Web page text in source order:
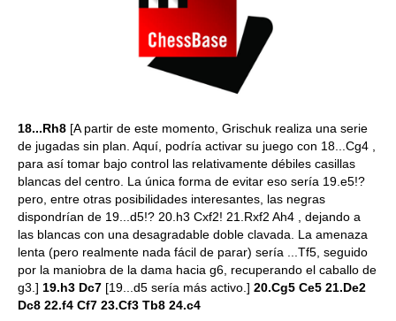
18...Rh8 [A partir de este momento, Grischuk realiza una serie
de jugadas sin plan. Aquí, podría activar su juego con 18...Cg4 ,
para así tomar bajo control las relativamente débiles casillas
blancas del centro. La única forma de evitar eso sería 19.e5!?
pero, entre otras posibilidades interesantes, las negras
dispondrían de 19...d5!? 20.h3 Cxf2! 21.Rxf2 Ah4 , dejando a
las blancas con una desagradable doble clavada. La amenaza
lenta (pero realmente nada fácil de parar) sería ...Tf5, seguido
por la maniobra de la dama hacia g6, recuperando el caballo de
g3.] 19.h3 Dc7 [19...d5 sería más activo.] 20.Cg5 Ce5 21.De2
Dc8 22.f4 Cf7 23.Cf3 Tb8 24.c4